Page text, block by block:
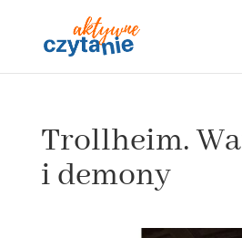
Trollheim.
i demony